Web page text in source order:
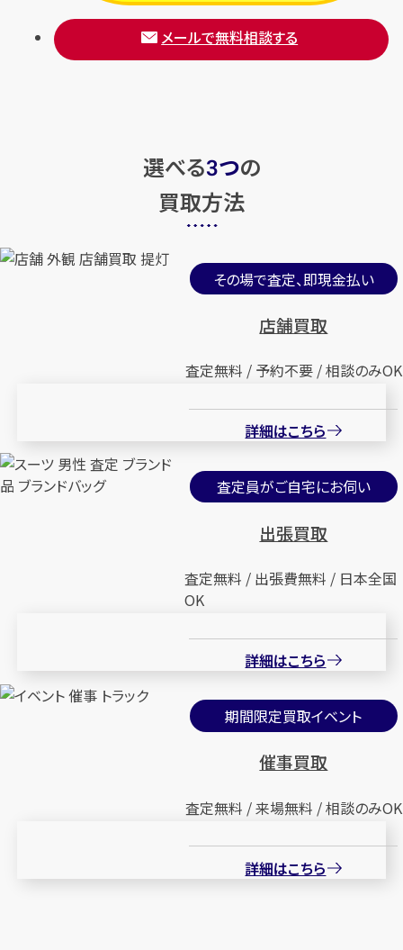
メールで無料相談する
選べる3つの
買取方法
その場で査定、即現金払い
店舗買取
査定無料 / 予約不要 / 相談のみOK
詳細はこちら
査定員がご自宅にお伺い
出張買取
査定無料 / 出張費無料 / 日本全国
OK
詳細はこちら
期間限定買取イベント
催事買取
査定無料 / 来場無料 / 相談のみOK
詳細はこちら